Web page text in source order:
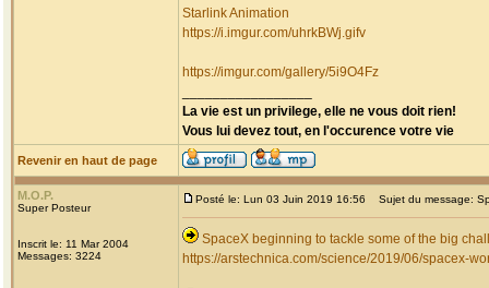
Starlink Animation
https://i.imgur.com/uhrkBWj.gifv
https://imgur.com/gallery/5i9O4Fz
La vie est un privilege, elle ne vous doit rien!
Vous lui devez tout, en l'occurence votre vie
Revenir en haut de page
M.O.P.
Super Posteur
Inscrit le: 11 Mar 2004
Messages: 3224
Posté le: Lun 03 Juin 2019 16:56 Sujet du message:
SpaceX beginning to tackle some of the big
https://arstechnica.com/science/2019/06/spacex-